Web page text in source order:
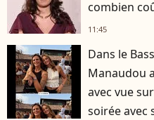
combien
11:45
Dans le
Manaudou
avec vue
soirée avec